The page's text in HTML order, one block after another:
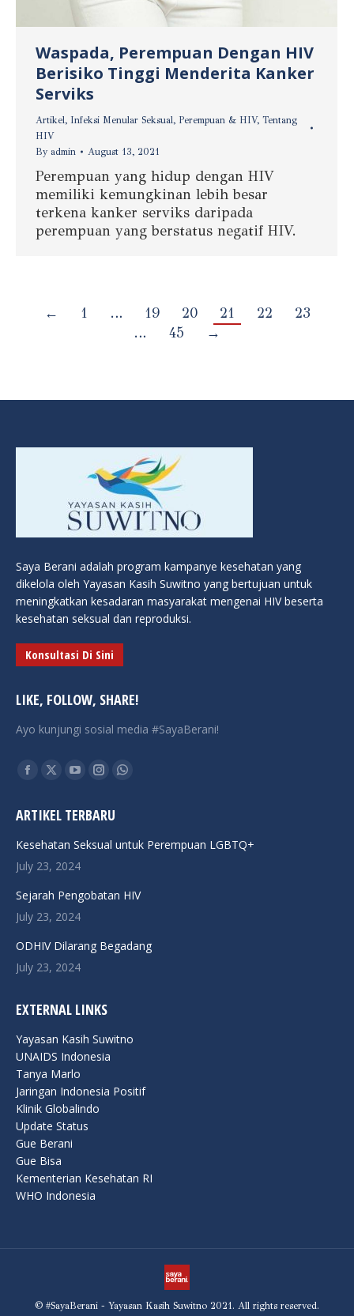
Waspada, Perempuan Dengan HIV
Berisiko Tinggi Menderita Kanker
Serviks
Artikel, Infeksi Menular Seksual, Perempuan & HIV, Tentang
HIV
By admin August 13, 2021
Perempuan yang hidup dengan HIV
memiliki kemungkinan lebih besar
terkena kanker serviks daripada
perempuan yang berstatus negatif HIV.
← 1 … 19 20 21 22
23
…
45 →
Saya Berani adalah program kampanye kesehatan yang
dikelola oleh Yayasan Kasih Suwitno yang bertujuan untuk
meningkatkan kesadaran masyarakat mengenai HIV beserta
kesehatan seksual dan reproduksi.
Konsultasi Di Sini
LIKE, FOLLOW, SHARE!
Ayo kunjungi sosial media #SayaBerani!
Find us on:
Facebook
opens
in
new
X
opens
in
new
YouTube
opens
in
new
Instagram
opens
in
Whatsapp
in
ARTIKEL TERBARU
Kesehatan Seksual untuk Perempuan LGBTQ+
July 23, 2024
Sejarah Pengobatan HIV
July 23, 2024
ODHIV Dilarang Begadang
July 23, 2024
EXTERNAL LINKS
Yayasan Kasih Suwitno
UNAIDS Indonesia
Tanya Marlo
Jaringan Indonesia Positif
Klinik Globalindo
Update Status
Gue Berani
Gue Bisa
Kementerian Kesehatan RI
WHO Indonesia
© #SayaBerani - Yayasan Kasih Suwitno 2021. All rights reserved.